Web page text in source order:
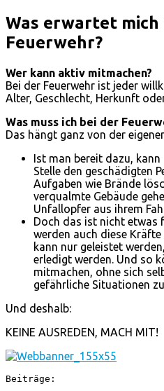
Was erwartet mich
Feuerwehr?
Wer kann aktiv mitmachen?
Bei der Feuerwehr ist jeder
Alter, Geschlecht, Herkunft
Was muss ich bei der
Das hängt ganz von der
Ist man bereit dazu,
Stelle den geschädigten
Aufgaben wie Brände
verqualmte Gebäude
Unfallopfer aus ihrem
Doch das ist nicht etwas
werden auch diese
kann nur geleistet
erledigt werden. Und so
mitmachen, ohne sich
gefährliche Situationen
Und deshalb:
KEINE AUSREDEN, MACH MIT!
Beiträge: